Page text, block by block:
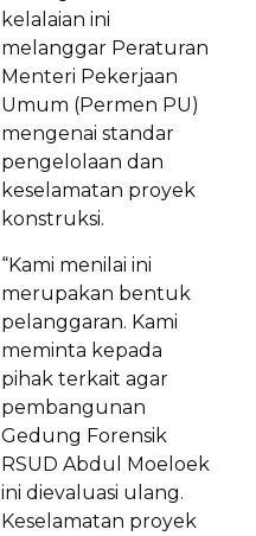
kelalaian ini
melanggar Peraturan
Menteri Pekerjaan
Umum (Permen PU)
mengenai standar
pengelolaan dan
keselamatan proyek
konstruksi.
“Kami menilai ini
merupakan bentuk
pelanggaran. Kami
meminta kepada
pihak terkait agar
pembangunan
Gedung Forensik
RSUD Abdul Moeloek
ini dievaluasi ulang.
Keselamatan proyek